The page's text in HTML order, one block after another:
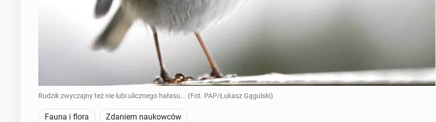
Rudzik zwyczajny też nie lubi ulicznego hałasu... (Fot. PAP/Łukasz Gągulski)
Fauna i flora Zdaniem naukowców